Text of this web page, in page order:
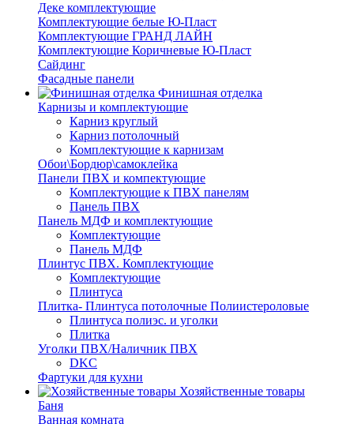
Деке комплектующие
Комплектующие белые Ю-Пласт
Комплектующие ГРАНД ЛАЙН
Комплектующие Коричневые Ю-Пласт
Сайдинг
Фасадные панели
Финишная отделка
Карнизы и комплектующие
Карниз круглый
Карниз потолочный
Комплектующие к карнизам
Обои\Бордюр\самоклейка
Панели ПВХ и компектующие
Комплектующие к ПВХ панелям
Панель ПВХ
Панель МДФ и комплектующие
Комплектующие
Панель МДФ
Плинтус ПВХ. Комплектующие
Комплектующие
Плинтуса
Плитка- Плинтуса потолочные Полиистероловые
Плинтуса полиэс. и уголки
Плитка
Уголки ПВХ/Наличник ПВХ
DKC
Фартуки для кухни
Хозяйственные товары
Баня
Ванная комната